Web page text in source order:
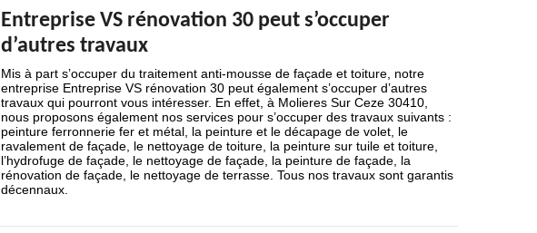
Entreprise VS rénovation 30 peut s’occuper
d’autres travaux
Mis à part s’occuper du traitement anti-mousse de façade et toiture, notre
entreprise Entreprise VS rénovation 30 peut également s’occuper d’autres
travaux qui pourront vous intéresser. En effet, à Molieres Sur Ceze 30410,
nous proposons également nos services pour s’occuper des travaux suivants :
peinture ferronnerie fer et métal, la peinture et le décapage de volet, le
ravalement de façade, le nettoyage de toiture, la peinture sur tuile et toiture,
l’hydrofuge de façade, le nettoyage de façade, la peinture de façade, la
rénovation de façade, le nettoyage de terrasse. Tous nos travaux sont garantis
décennaux.